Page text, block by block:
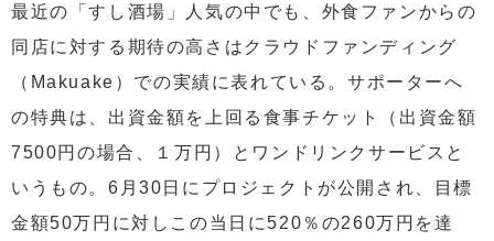
最近の「すし酒場」人気の中でも、外食ファンからの
同店に対する期待の高さはクラウドファンディング
（Makuake）での実績に表れている。サポーターへ
の特典は、出資金額を上回る食事チケット（出資金額
7500円の場合、１万円）とワンドリンクサービスと
いうもの。6月30日にプロジェクトが公開され、目標
金額50万円に対しこの当日に520％の260万円を達